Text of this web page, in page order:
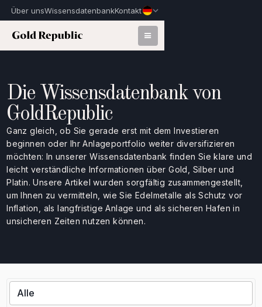
Über unsWissensdatenbankKontakt
Die Wissensdatenbank von
GoldRepublic
Ganz gleich, ob Sie gerade erst mit dem Investieren
beginnen oder Ihr Anlageportfolio weiter diversifizieren
möchten: In unserer Wissensdatenbank finden Sie klare und
leicht verständliche Informationen über Gold, Silber und
Platin. Unsere Artikel wurden sorgfältig zusammengestellt,
um Ihnen zu vermitteln, wie Sie Edelmetalle als Schutz vor
Inflation, als langfristige Anlage und als sicheren Hafen in
unsicheren Zeiten nutzen können.
Alle